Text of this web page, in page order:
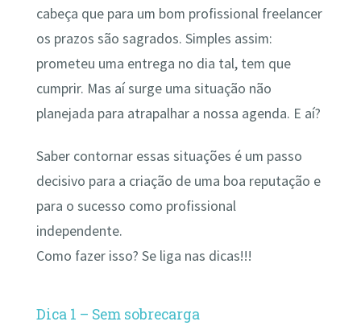
cabeça que para um bom profissional freelancer
os prazos são sagrados. Simples assim:
prometeu uma entrega no dia tal, tem que
cumprir. Mas aí surge uma situação não
planejada para atrapalhar a nossa agenda. E aí?
Saber contornar essas situações é um passo
decisivo para a criação de uma boa reputação e
para o sucesso como profissional
independente.
Como fazer isso? Se liga nas dicas!!!
Dica 1 – Sem sobrecarga